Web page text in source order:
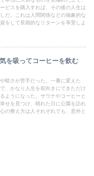
ビスを購入すれば、その後の人生は
だ。これは人間関係などの抽象的な
をして長期的なリターンを享受しよ
を吸ってコーヒーを飲む
暗さが苦手だった。一番に変えた
、かなり人生を前向きにできただけ
ようになった。サウナやコーヒーと
せを見つけ、晴れた日に公園を訪れ
の整え方は人それぞれでも、意外と